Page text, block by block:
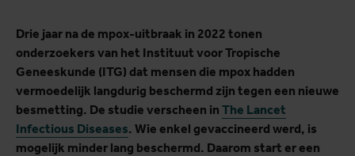
Drie jaar na de mpox-uitbraak in 2022 tonen
onderzoekers van het Instituut voor Tropische
Geneeskunde (ITG) dat mensen die mpox hadden
vermoedelijk langdurig beschermd zijn tegen een nieuwe
besmetting. De studie verscheen in The Lancet
Infectious Diseases. Wie enkel gevaccineerd werd, is
mogelijk minder lang beschermd. Daarom start er een